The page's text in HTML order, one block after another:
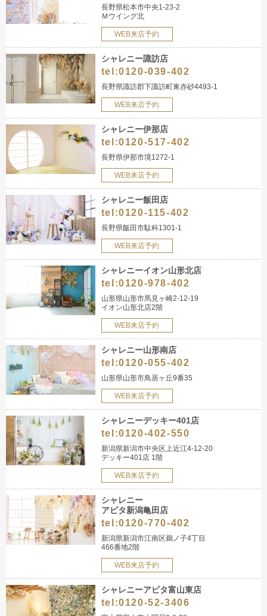
長野県松本市中央1-23-2
Ｍウイング北
WEB来店予約
シャレニー諏訪店
tel:0120-039-402
長野県諏訪郡下諏訪町東赤砂4493-1
WEB来店予約
シャレニー伊那店
tel:0120-517-402
長野県伊那市境1272-1
WEB来店予約
シャレニー飯田店
tel:0120-115-402
長野県飯田市駄科1301-1
WEB来店予約
シャレニーイオン山形北店
tel:0120-978-402
山形県山形市馬見ヶ崎2-12-19
イオン山形北店2階
WEB来店予約
シャレニー山形南店
tel:0120-055-402
山形県山形市鳥居ヶ丘9番35
WEB来店予約
シャレニーデッキー401店
tel:0120-402-550
新潟県新潟市中央区上近江4-12-20
デッキー401店 1階
WEB来店予約
シャレニー
アピタ新潟亀田店
tel:0120-770-402
新潟県新潟市江南区鵜ノ子4丁目
466番地2階
WEB来店予約
シャレニーアピタ富山東店
tel:0120-52-3406